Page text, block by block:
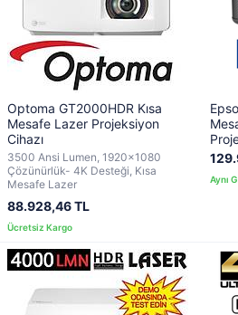
Optoma GT2000HDR Kısa
Mesafe Lazer Projeksiyon
Cihazı
3500 Ansi Lumen, 1920x1080
Çözünürlük- 4K Desteği, Kısa
Mesafe Lazer
88.928,46 TL